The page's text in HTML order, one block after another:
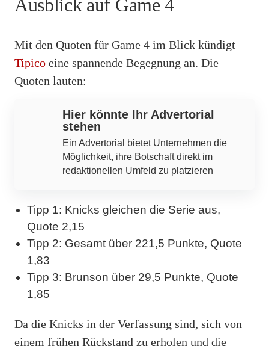
Ausblick auf Game 4
Mit den Quoten für Game 4 im Blick kündigt
Tipico eine spannende Begegnung an. Die
Quoten lauten:
Hier könnte Ihr Advertorial
stehen
Ein Advertorial bietet Unternehmen die
Möglichkeit, ihre Botschaft direkt im
redaktionellen Umfeld zu platzieren
Tipp 1: Knicks gleichen die Serie aus,
Quote 2,15
Tipp 2: Gesamt über 221,5 Punkte, Quote
1,83
Tipp 3: Brunson über 29,5 Punkte, Quote
1,85
Da die Knicks in der Verfassung sind, sich von
einem frühen Rückstand zu erholen und die